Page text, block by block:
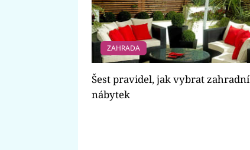
ZAHRADA
Šest pravidel, jak vybrat zahradní
nábytek